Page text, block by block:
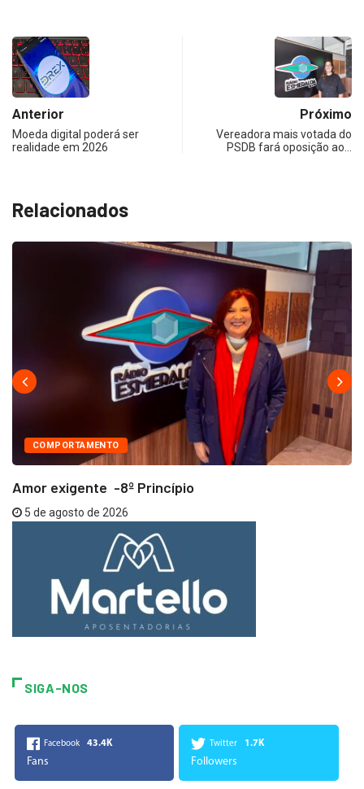
Anterior
Moeda digital poderá ser
realidade em 2026
Próximo
Vereadora mais votada do
PSDB fará oposição ao…
Relacionados
COMPORTAMENTO
Amor exigente -8º Princípio
5 de agosto de 2026
SIGA-NOS
Facebook 43.4K
Fans
Twitter 1.7K
Followers